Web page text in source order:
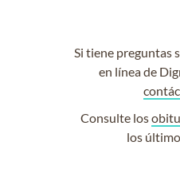
Si tiene preguntas
en línea de
Consulte los
los